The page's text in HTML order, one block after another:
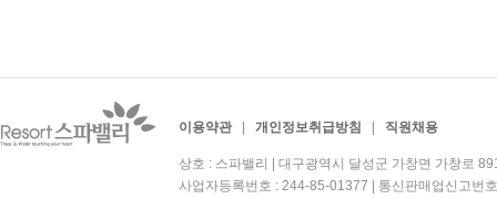
이용약관 개인정보취급방침 직원채용
상호 : 스파밸리 | 대구광역시 달성군 가창면 가창로
사업자등록번호 : 244-85-01377 | 통신판매업신고번